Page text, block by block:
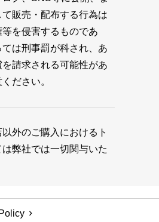
販売・配布する行為は
を侵害するものであ
ては刑事罰が科され、あ
請求される可能性があ
ださい。
外のご購入におけるト
弊社では一切関与いた